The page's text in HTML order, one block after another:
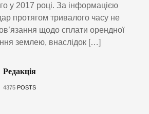
у 2017 році. За інформацією
протягом тривалого часу не
щодо сплати орендної
землею, внаслідок […]
Редакція
4375 POSTS